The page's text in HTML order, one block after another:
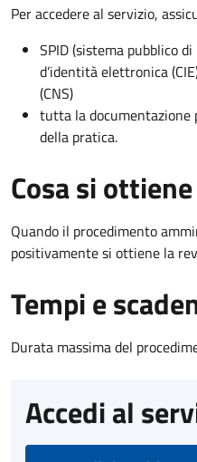
Per accedere al servizio,
SPID (sistema pubblico
d’identità elettronica
(CNS)
tutta la documentazione
della pratica.
Cosa si ottiene
Quando il procedimento
positivamente si ottiene la
Tempi e
Durata massima del
Accedi al